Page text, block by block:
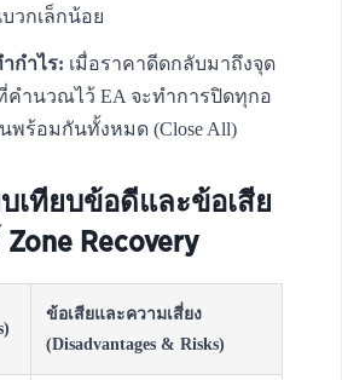
วกเล็กน้อย
กำไร: เมื่อราคาดีดกลับมาถึงจุด
ที่คำนวณไว้ EA จะทำการปิดทุกอ
พร้อมกันทั้งหมด (Close All)
บเทียบข้อดีและข้อเสีย
Recovery
ข้อเสียและความเสี่ยง
(Disadvantages & Risks)